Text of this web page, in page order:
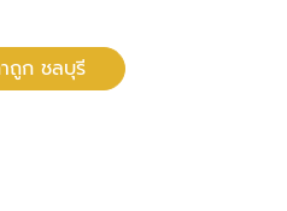
ถูก ชลบุรี